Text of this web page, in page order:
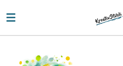
Hauptinhalt